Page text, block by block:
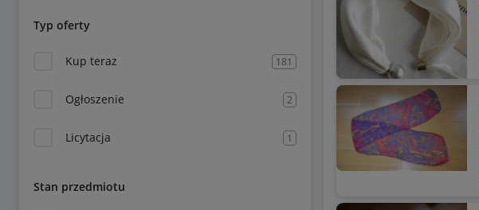
Typ oferty
Kup teraz 181
Ogłoszenie 2
Licytacja 1
Stan przedmiotu